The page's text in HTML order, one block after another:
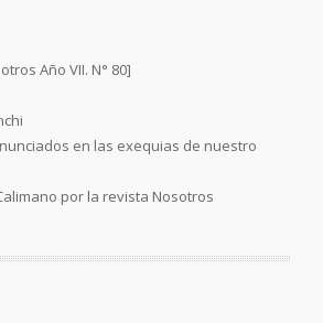
Año VII. N° 80]
en las exequias de nuestro
por la revista Nosotros